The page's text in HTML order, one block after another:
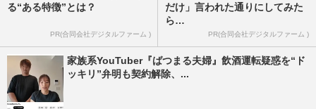
る“ある特徴”とは？
PR(合同会社デジタルファーム )
だけ」言われた通りにしてみた
ら…
PR(合同会社デジタルファーム )
家族系YouTuber『ばつまる夫婦』飲酒運転疑惑を“ド
ッキリ”弁明も契約解除、...